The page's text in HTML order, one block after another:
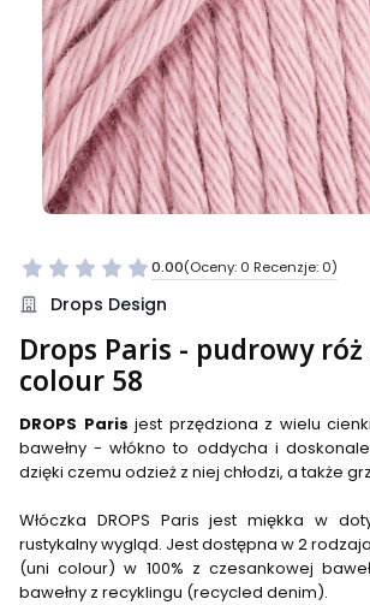
0.00(Oceny: 0 Recenzje: 0)
Przejdź do sekcji Opinie
Drops Design
Drops Paris - pudrowy
colour 58
DROPS Paris jest przędziona z wielu
bawełny - włókno to oddycha i
dzięki czemu odzież z niej chłodzi, a także
Włóczka DROPS Paris jest miękka w
rustykalny wygląd. Jest dostępna w 2
(uni colour) w 100% z czesankowej
bawełny z recyklingu (recycled denim).